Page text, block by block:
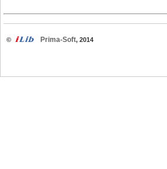
© Prima-Soft, 2014